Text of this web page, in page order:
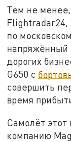
Тем не
Flightradar24,
по
напряжённый
дорогих
G650 с
совершить
время
Самолёт
компанию